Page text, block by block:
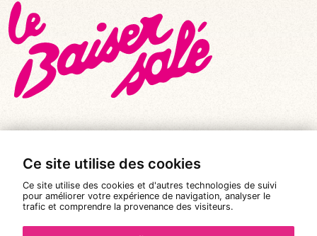
Ce site utilise des cookies
Ce site utilise des cookies et d'autres technologies de suivi
pour améliorer votre expérience de navigation, analyser le
trafic et comprendre la provenance des visiteurs.
© All rights reserved 2026 |
Le Baiser Salé
Legal notices
Privacy policy